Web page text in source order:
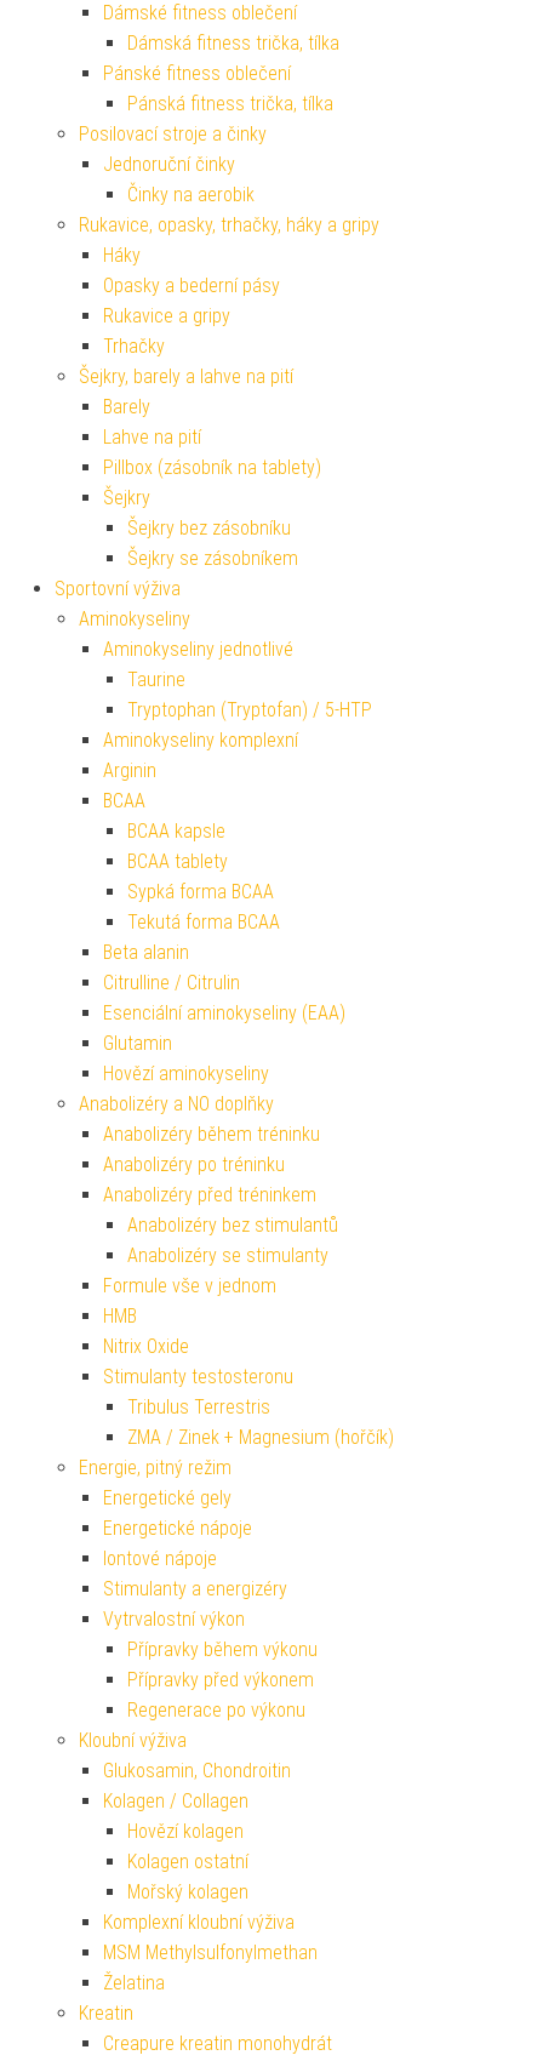
Dámské fitness oblečení
Dámská fitness trička, tílka
Pánské fitness oblečení
Pánská fitness trička, tílka
Posilovací stroje a činky
Jednoruční činky
Činky na aerobik
Rukavice, opasky, trhačky, háky a gripy
Háky
Opasky a bederní pásy
Rukavice a gripy
Trhačky
Šejkry, barely a lahve na pití
Barely
Lahve na pití
Pillbox (zásobník na tablety)
Šejkry
Šejkry bez zásobníku
Šejkry se zásobníkem
Sportovní výživa
Aminokyseliny
Aminokyseliny jednotlivé
Taurine
Tryptophan (Tryptofan) / 5-HTP
Aminokyseliny komplexní
Arginin
BCAA
BCAA kapsle
BCAA tablety
Sypká forma BCAA
Tekutá forma BCAA
Beta alanin
Citrulline / Citrulin
Esenciální aminokyseliny (EAA)
Glutamin
Hovězí aminokyseliny
Anabolizéry a NO doplňky
Anabolizéry během tréninku
Anabolizéry po tréninku
Anabolizéry před tréninkem
Anabolizéry bez stimulantů
Anabolizéry se stimulanty
Formule vše v jednom
HMB
Nitrix Oxide
Stimulanty testosteronu
Tribulus Terrestris
ZMA / Zinek + Magnesium (hořčík)
Energie, pitný režim
Energetické gely
Energetické nápoje
Iontové nápoje
Stimulanty a energizéry
Vytrvalostní výkon
Přípravky během výkonu
Přípravky před výkonem
Regenerace po výkonu
Kloubní výživa
Glukosamin, Chondroitin
Kolagen / Collagen
Hovězí kolagen
Kolagen ostatní
Mořský kolagen
Komplexní kloubní výživa
MSM Methylsulfonylmethan
Želatina
Kreatin
Creapure kreatin monohydrát